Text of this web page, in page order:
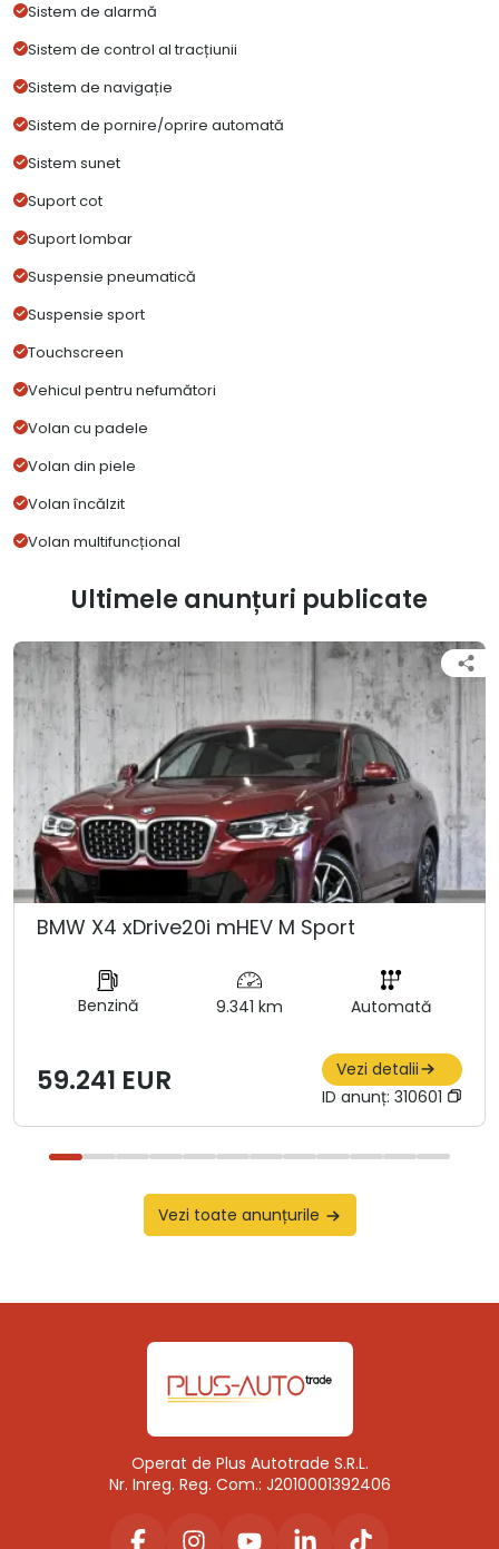
Sistem de alarmă
Sistem de control al tracțiunii
Sistem de navigație
Sistem de pornire/oprire automată
Sistem sunet
Suport cot
Suport lombar
Suspensie pneumatică
Suspensie sport
Touchscreen
Vehicul pentru nefumători
Volan cu padele
Volan din piele
Volan încălzit
Volan multifuncțional
Ultimele anunțuri publicate
BMW X4 xDrive20i mHEV M Sport
Benzină 9.341 km Automată
59.241 EUR
Vezi detalii
ID anunț: 310601
Vezi toate anunțurile
Operat de Plus Autotrade S.R.L.
Nr. Inreg. Reg. Com.: J2010001392406